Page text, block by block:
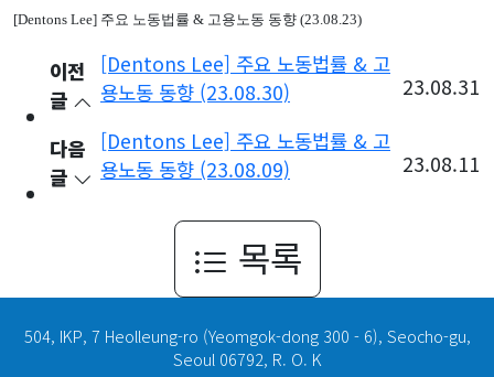
[Dentons Lee] 주요 노동법률 & 고용노동 동향 (23.08.23)
이전
글
[Dentons Lee] 주요 노동법률 & 고
용노동 동향 (23.08.30)
23.08.31
다음
글
[Dentons Lee] 주요 노동법률 & 고
용노동 동향 (23.08.09)
23.08.11
목록
504, IKP, 7 Heolleung-ro (Yeomgok-dong 300 - 6), Seocho-gu,
Seoul 06792, R. O. K